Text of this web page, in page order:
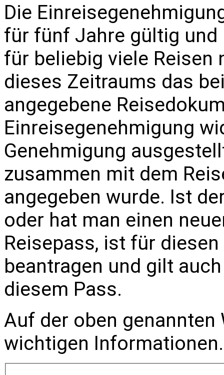
Die
für fünf Jahre gültig
für beliebig viele Reisen
dieses Zeitraums das
angegebene
Einreisegenehmigung
Genehmigung
zusammen mit dem
angegeben wurde. Ist
oder hat man einen
Reisepass, ist für
beantragen und gilt
diesem Pass.
Auf der oben genannten
wichtigen Informationen.